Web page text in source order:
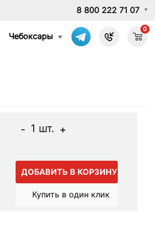
8 800 222 71 07
Чебоксары
0
- 1 шт. +
ДОБАВИТЬ В КОРЗИНУ
Купить в один клик